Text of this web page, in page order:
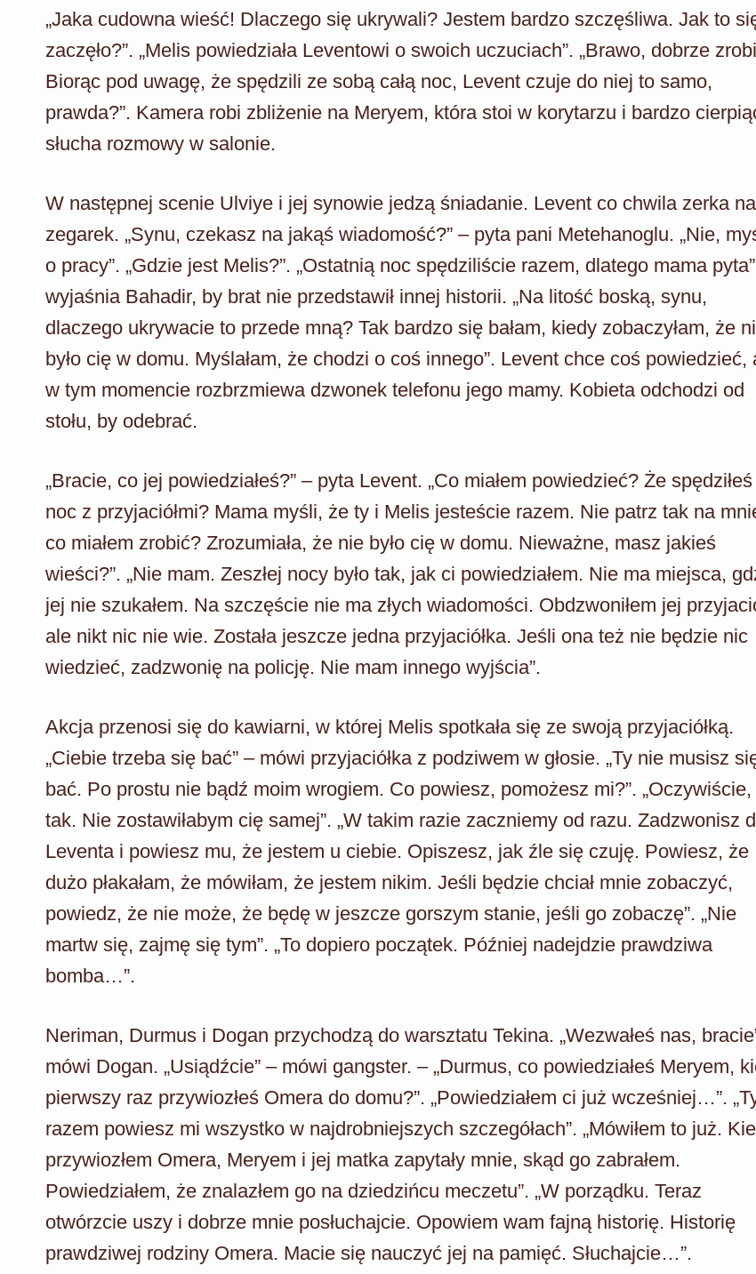
„Jaka cudowna wieść! Dlaczego się ukrywali? Jestem bardzo szczęśliwa. Jak to
zaczęło?”. „Melis powiedziała Leventowi o swoich uczuciach”. „Brawo, dobrze
Biorąc pod uwagę, że spędzili ze sobą całą noc, Levent czuje do niej to samo,
prawda?”. Kamera robi zbliżenie na Meryem, która stoi w korytarzu i bardzo
słucha rozmowy w salonie.
W następnej scenie Ulviye i jej synowie jedzą śniadanie. Levent co chwila zerka na
zegarek. „Synu, czekasz na jakąś wiadomość?” – pyta pani Metehanoglu. „Nie,
o pracy”. „Gdzie jest Melis?”. „Ostatnią noc spędziliście razem, dlatego mama
wyjaśnia Bahadir, by brat nie przedstawił innej historii. „Na litość boską, synu,
dlaczego ukrywacie to przede mną? Tak bardzo się bałam, kiedy zobaczyłam, że
było cię w domu. Myślałam, że chodzi o coś innego”. Levent chce coś powiedzieć,
w tym momencie rozbrzmiewa dzwonek telefonu jego mamy. Kobieta odchodzi od
stołu, by odebrać.
„Bracie, co jej powiedziałeś?” – pyta Levent. „Co miałem powiedzieć? Że spędziłeś
noc z przyjaciółmi? Mama myśli, że ty i Melis jesteście razem. Nie patrz tak na
co miałem zrobić? Zrozumiała, że nie było cię w domu. Nieważne, masz jakieś
wieści?”. „Nie mam. Zeszłej nocy było tak, jak ci powiedziałem. Nie ma miejsca,
jej nie szukałem. Na szczęście nie ma złych wiadomości. Obdzwoniłem jej
ale nikt nic nie wie. Została jeszcze jedna przyjaciółka. Jeśli ona też nie będzie nic
wiedzieć, zadzwonię na policję. Nie mam innego wyjścia”.
Akcja przenosi się do kawiarni, w której Melis spotkała się ze swoją przyjaciółką.
„Ciebie trzeba się bać” – mówi przyjaciółka z podziwem w głosie. „Ty nie musisz
bać. Po prostu nie bądź moim wrogiem. Co powiesz, pomożesz mi?”.
tak. Nie zostawiłabym cię samej”. „W takim razie zaczniemy od razu. Zadzwonisz
Leventa i powiesz mu, że jestem u ciebie. Opiszesz, jak źle się czuję. Powiesz, że
dużo płakałam, że mówiłam, że jestem nikim. Jeśli będzie chciał mnie zobaczyć,
powiedz, że nie może, że będę w jeszcze gorszym stanie, jeśli go zobaczę”. „Nie
martw się, zajmę się tym”. „To dopiero początek. Później nadejdzie prawdziwa
bomba…”.
Neriman, Durmus i Dogan przychodzą do warsztatu Tekina. „Wezwałeś nas,
mówi Dogan. „Usiądźcie” – mówi gangster. – „Durmus, co powiedziałeś Meryem,
pierwszy raz przywiozłeś Omera do domu?”. „Powiedziałem ci już wcześniej…”.
razem powiesz mi wszystko w najdrobniejszych szczegółach”. „Mówiłem to już.
przywiozłem Omera, Meryem i jej matka zapytały mnie, skąd go zabrałem.
Powiedziałem, że znalazłem go na dziedzińcu meczetu”. „W porządku. Teraz
otwórzcie uszy i dobrze mnie posłuchajcie. Opowiem wam fajną historię. Historię
prawdziwej rodziny Omera. Macie się nauczyć jej na pamięć. Słuchajcie…”.